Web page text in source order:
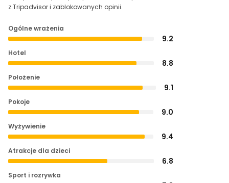
z Tripadvisor i zablokowanych opinii.
Ogólne wrażenia
9.2
Hotel
8.8
Położenie
9.1
Pokoje
9.0
Wyżywienie
9.4
Atrakcje dla dzieci
6.8
Sport i rozrywka